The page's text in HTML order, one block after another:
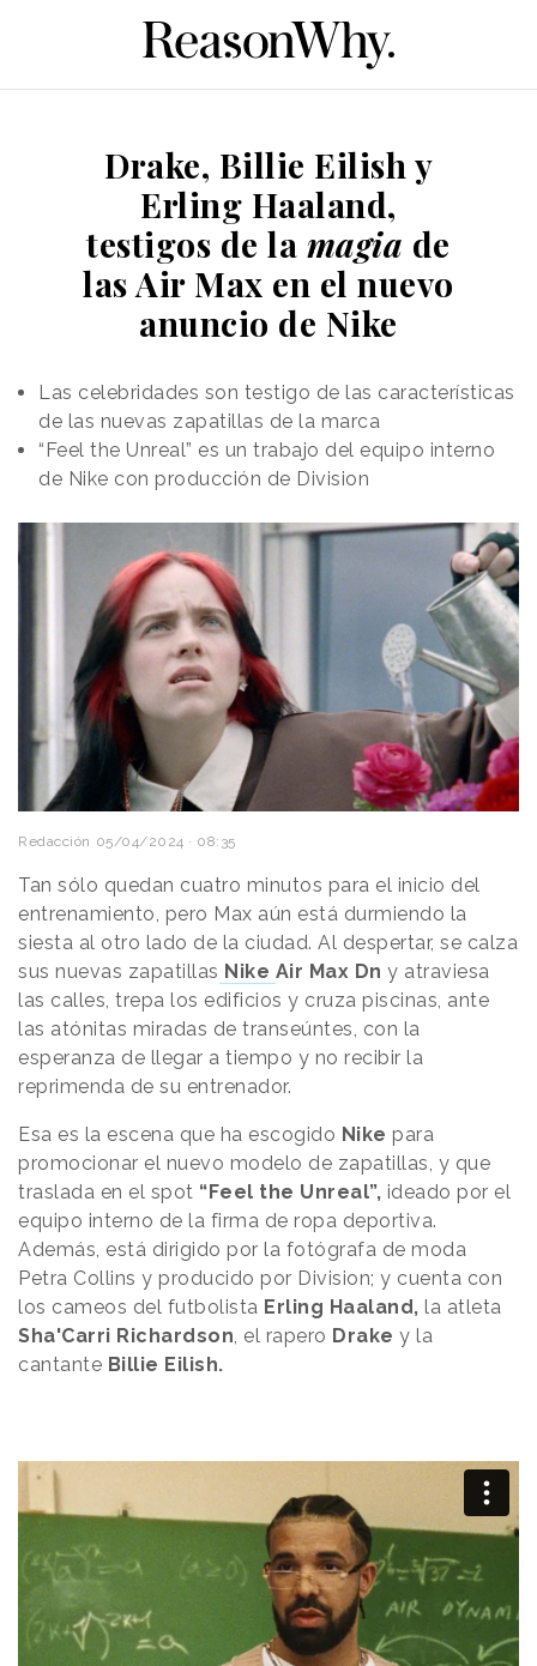
Drake, Billie Eilish y
Erling Haaland,
testigos de la magia de
las Air Max en el nuevo
anuncio de Nike
Las celebridades son testigo de las características
de las nuevas zapatillas de la marca
“Feel the Unreal” es un trabajo del equipo interno
de Nike con producción de Division
Redacción 05/04/2024 · 08:35
Tan sólo quedan cuatro minutos para el inicio del
entrenamiento, pero Max aún está durmiendo la
siesta al otro lado de la ciudad. Al despertar, se calza
sus nuevas zapatillas Nike Air Max Dn y atraviesa
las calles, trepa los edificios y cruza piscinas, ante
las atónitas miradas de transeúntes, con la
esperanza de llegar a tiempo y no recibir la
reprimenda de su entrenador.
Esa es la escena que ha escogido Nike para
promocionar el nuevo modelo de zapatillas, y que
traslada en el spot “Feel the Unreal”, ideado por el
equipo interno de la firma de ropa deportiva.
Además, está dirigido por la fotógrafa de moda
Petra Collins y producido por Division; y cuenta con
los cameos del futbolista Erling Haaland, la atleta
Sha'Carri Richardson , el rapero Drake y la
cantante Billie Eilish.